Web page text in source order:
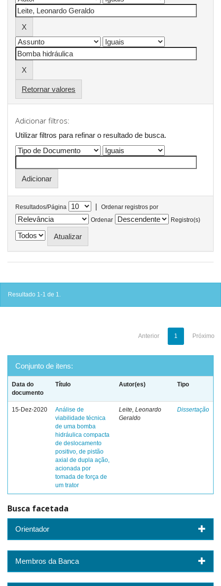
Retornar valores
Adicionar filtros:
Utilizar filtros para refinar o resultado de busca.
Resultados/Página |
Ordenar registros por
Ordenar
Registro(s)
Resultado 1-1 de 1.
Anterior 1 Próximo
Conjunto de itens:
Data do
documento
Título Autor(es) Tipo
15-Dez-2020
Análise de
viabilidade técnica
de uma bomba
hidráulica compacta
de deslocamento
positivo, de pistão
axial de dupla ação,
acionada por
tomada de força de
um trator
Leite, Leonardo
Geraldo
Dissertação
Busca facetada
Orientador
Membros da Banca